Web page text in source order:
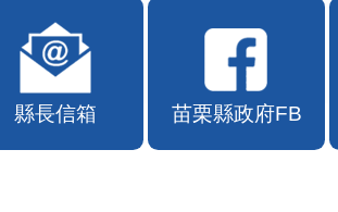
縣長信箱 苗栗縣政府FB